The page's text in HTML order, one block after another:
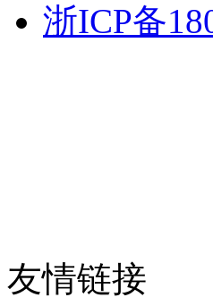
浙ICP备
友情链接